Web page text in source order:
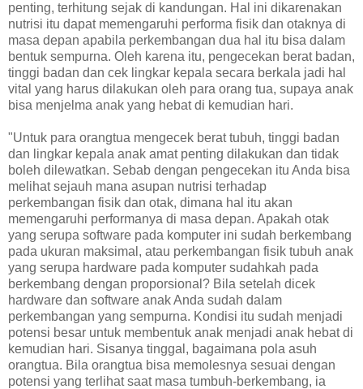
penting, terhitung sejak di kandungan. Hal ini dikarenakan
nutrisi itu dapat memengaruhi performa fisik dan otaknya di
masa depan apabila perkembangan dua hal itu bisa dalam
bentuk sempurna. Oleh karena itu, pengecekan berat badan,
tinggi badan dan cek lingkar kepala secara berkala jadi hal
vital yang harus dilakukan oleh para orang tua, supaya anak
bisa menjelma anak yang hebat di kemudian hari.
"Untuk para orangtua mengecek berat tubuh, tinggi badan
dan lingkar kepala anak amat penting dilakukan dan tidak
boleh dilewatkan. Sebab dengan pengecekan itu Anda bisa
melihat sejauh mana asupan nutrisi terhadap
perkembangan fisik dan otak, dimana hal itu akan
memengaruhi performanya di masa depan. Apakah otak
yang serupa software pada komputer ini sudah berkembang
pada ukuran maksimal, atau perkembangan fisik tubuh anak
yang serupa hardware pada komputer sudahkah pada
berkembang dengan proporsional? Bila setelah dicek
hardware dan software anak Anda sudah dalam
perkembangan yang sempurna. Kondisi itu sudah menjadi
potensi besar untuk membentuk anak menjadi anak hebat di
kemudian hari. Sisanya tinggal, bagaimana pola asuh
orangtua. Bila orangtua bisa memolesnya sesuai dengan
potensi yang terlihat saat masa tumbuh-berkembang, ia